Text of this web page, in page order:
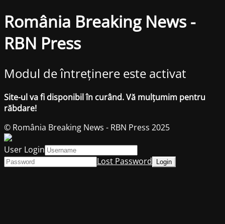
România Breaking News -
RBN Press
Modul de întreținere este activat
Site-ul va fi disponibil în curând. Vă mulțumim pentru
răbdare!
© România Breaking News - RBN Press 2025
User Login
Lost Password